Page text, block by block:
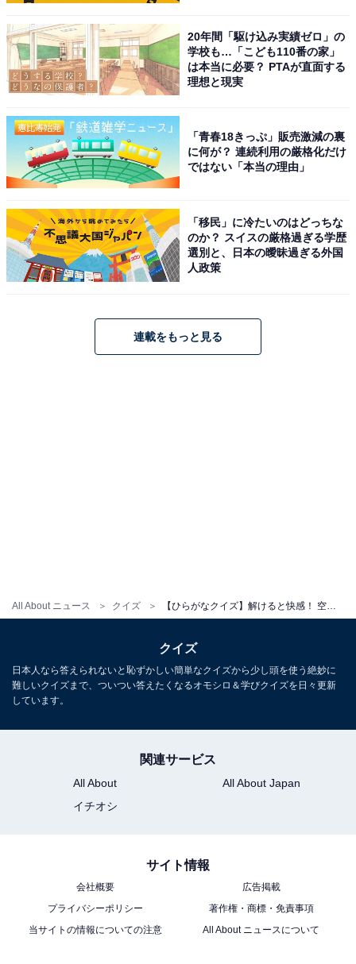
All About ニュース クイズ
20年間「駆け込み実績ゼロ」の
学校も…「こども110番の家」
は本当に必要？ PTAが直面する
理想と現実
「青春18きっぷ」販売激減の裏
に何が？ 連続利用の厳格化だけ
ではない「本当の理由」
「移民」に冷たいのはどっちな
のか？ スイスの厳格過ぎる学歴
選別と、日本の曖昧過ぎる外国
人政策
連載をもっと見る
クイズ
日本人なら答えられないと恥ずかしい簡単なクイズから少し頭を使う絶妙に
難しいクイズまで、ついつい答えたくなるオモシロ＆学びクイズを日々更新
しています。
関連サービス
All About
All About Japan
イチオシ
サイト情報
会社概要
広告掲載
プライバシーポリシー
著作権・商標・免責事項
当サイトの情報についての注意
All About ニュースについて